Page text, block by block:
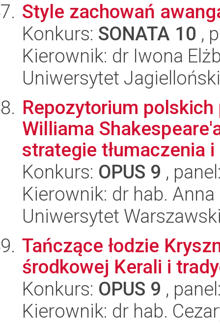
Style zachowań
Konkurs: SONATA 10 ,
Kierownik: dr Iwona
Uniwersytet
Repozytorium
Williama
strategie tłumaczenia
Konkurs: OPUS 9 ,
Kierownik: dr hab.
Uniwersytet
Tańczące łodzie
środkowej Kerali i
Konkurs: OPUS 9 ,
Kierownik: dr hab.